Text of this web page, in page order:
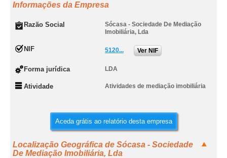
Informações da Empresa
Razão Social
Sócasa - Sociedade De Mediação
Imobiliária, Lda
NIF 5120... Ver NIF
Forma jurídica LDA
Atividade Atividades de mediação imobiliária
Aceda grátis ao relatório desta empresa
Localização Geográfica de Sócasa - Sociedade
De Mediação Imobiliária, Lda